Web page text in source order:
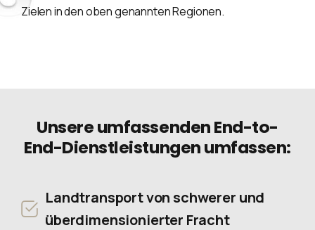
Zielen in den oben genannten Regionen.
Unsere umfassenden End-to-
End-Dienstleistungen umfassen:
Landtransport von schwerer und
überdimensionierter Fracht